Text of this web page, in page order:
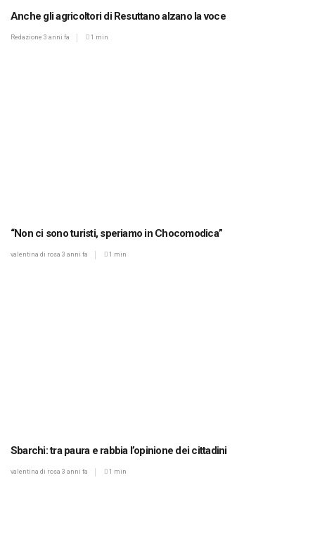
Anche gli agricoltori di Resuttano alzano la voce
Redazione 3 anni fa 1 min
“Non ci sono turisti, speriamo in Chocomodica”
valentina di rosa 3 anni fa 1 min
Sbarchi: tra paura e rabbia l’opinione dei cittadini
valentina di rosa 3 anni fa 1 min